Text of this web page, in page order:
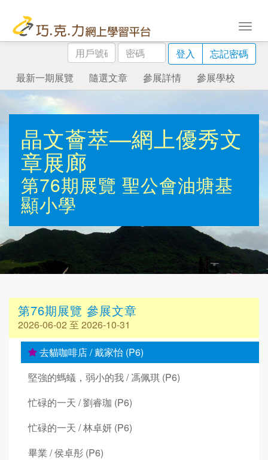
用
戶
號
碼
密
碼
登入
忘記密碼
最新一期展覽
隨選文章 參展詳情 參展學校
晶文薈萃—網上優秀文
章展廊
第76期展覽 聖公會油塘基
顯小學
第76期展覽 參展文章
2026-06-02 至 2026-10-31
去貓咖啡店 / 戴家怡 (P6)
堅強的螞蟻，弱小的我 / 馮佩琪 (P6)
忙碌的一天 / 劉睿珈 (P6)
忙碌的一天 / 林卓妍 (P6)
畢業 / 侯卓彤 (P6)